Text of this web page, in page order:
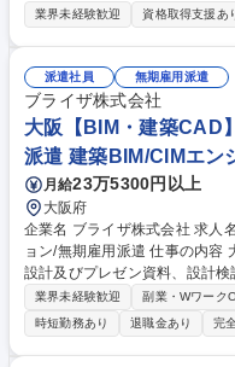
いる弊社にて、土木施工管理
打合協議→施工計画書の作成 ２
品質・安全・原価等の管理 ３
使用して作成 ４．＜完了書類
発注者検査→合格→工事完了 募集職種 未経験歓迎【扶桑】官公庁向け事
業の施工管理/残業ほぼなし/年
業界未経験歓迎 資格取得支援あ
派遣社員 無期雇用派遣
ブライザ株式会社
大阪【BIM・建築CAD
派遣 建築BIM/CIMエン
月給23万5300円以上
大阪府
企業名 ブライザ株式会社 求人名 大阪【BIM・建築CAD】オープンポジシ
ョン/無期雇用派遣 仕事の内容 大手ゼネコン等の各プロジェクトにて基本
設計及びプレゼン資料、設計
を3Dモデルに作成する業務を
works/photoshop/Illustrator [案件例]○建築物:オフィスビル,商業施設,病院,
マンション,教育施設(学校/図
娯楽施設(ホテル/式場),空港,工
業界未経験歓迎 副業・Wワーク
時短勤務あり
退職金あり 完